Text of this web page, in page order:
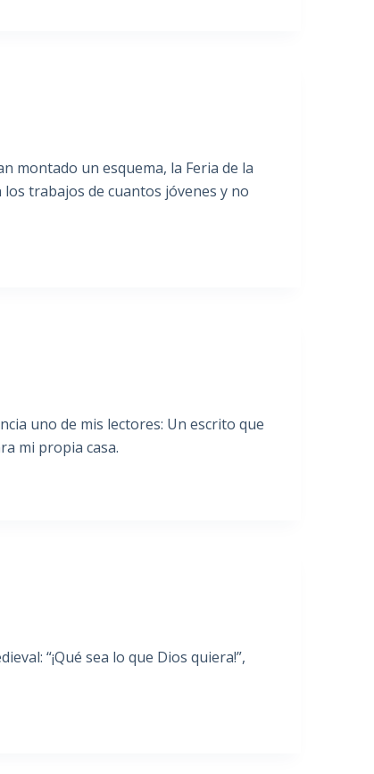
montado un esquema, la Feria de la
trabajos de cuantos jóvenes y no
uno de mis lectores: Un escrito que
mi propia casa.
“¡Qué sea lo que Dios quiera!”,